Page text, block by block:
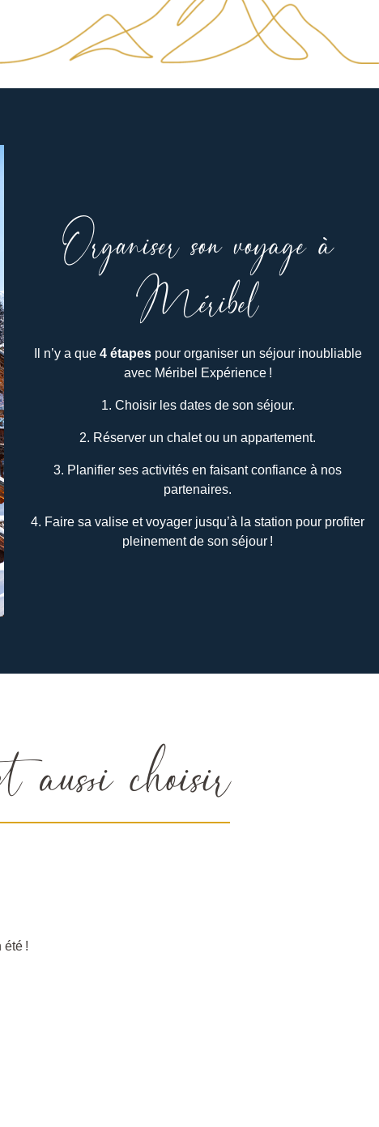
Organiser son voyage à
Méribel
Il n’y a que4 étapespour organiser un séjour inoubliable
avec Méribel Expérience !
1. Choisir les dates de son séjour.
2. Réserver un chalet ou un appartement.
3. Planifier ses activités en faisant confiance à nos
partenaires.
4. Faire sa valise et voyager jusqu’à la station pour profiter
pleinement de son séjour !
choisir
été !